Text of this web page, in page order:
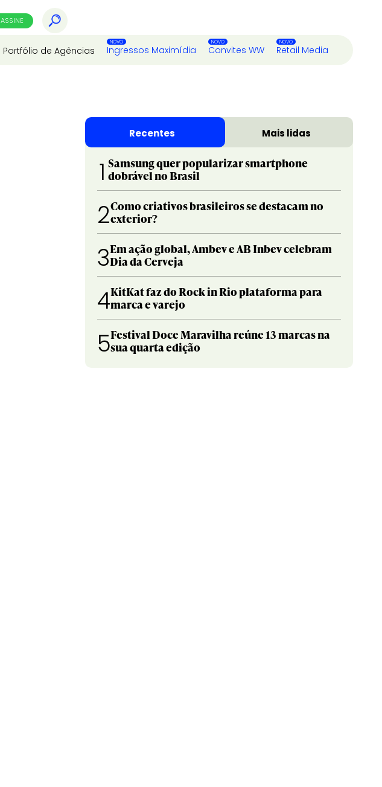
ASSINE
Portfólio de Agências Ingressos Maximídia Convites WW Retail Media
Recentes Mais lidas
1 Samsung quer popularizar smartphone
dobrável no Brasil
2Como criativos brasileiros se destacam no
exterior?
3Em ação global, Ambev e AB Inbev celebram
Dia da Cerveja
4KitKat faz do Rock in Rio plataforma para
marca e varejo
5Festival Doce Maravilha reúne 13 marcas na
sua quarta edição